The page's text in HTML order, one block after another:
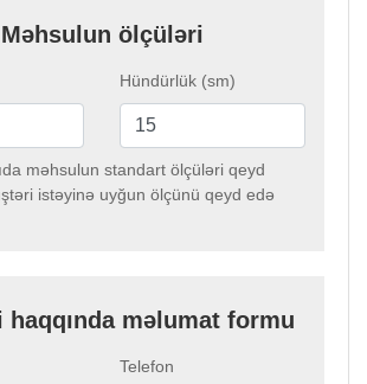
Məhsulun ölçüləri
Hündürlük (sm)
məhsulun standart ölçüləri qeyd
istəyinə uyğun ölçünü qeyd edə
məlumat formu
Telefon